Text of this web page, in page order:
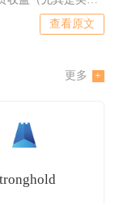
查看原文
更多